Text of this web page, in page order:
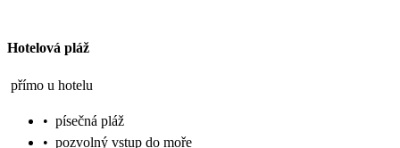
Hotelová pláž
přímo u hotelu
• písečná pláž
• pozvolný vstup do moře